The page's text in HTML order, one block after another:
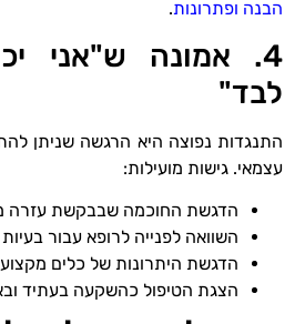
הבנה ופתרונות.
4. אמונה ש"אני
לבד"
התנגדות נפוצה היא הרגשה שניתן
עצמאי. גישות מועילות:
הדגשת החוכמה שבבקשת עזרה
השוואה לפנייה לרופא עבור בעיות
הדגשת היתרונות של כלים
הצגת הטיפול כהשקעה בעתיד